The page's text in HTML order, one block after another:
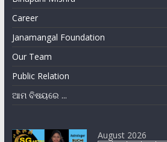
Career
Janamangal Foundation
Our Team
Public Relation
ଆମ ବିଷୟରେ ...
August 2026